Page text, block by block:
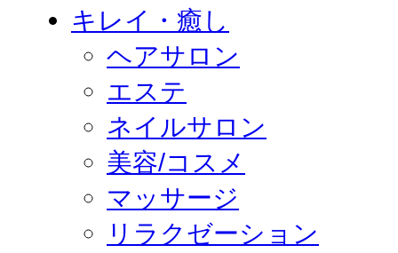
キレイ・癒し
ヘアサロン
エステ
ネイルサロン
美容/コスメ
マッサージ
リラクゼーション